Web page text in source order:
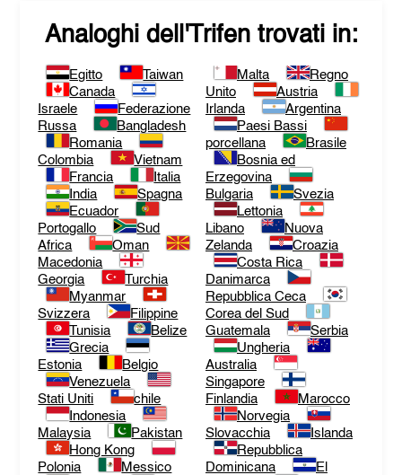
Analoghi dell'Trifentrovati in:
Egitto
Taiwan
Canada
Israele
Federazione
Russa
Bangladesh
Romania
Colombia
Vietnam
Francia
Italia
India
Spagna
Ecuador
Portogallo
Sud
Africa
Oman
Macedonia
Georgia
Turchia
Myanmar
Svizzera
Filippine
Tunisia
Belize
Grecia
Estonia
Belgio
Venezuela
Stati Uniti
chile
Indonesia
Malaysia
Pakistan
Hong Kong
Polonia
Messico
Malta
Regno
Unito
Austria
Irlanda
Argentina
Paesi Bassi
porcellana
Brasile
Bosnia ed
Erzegovina
Bulgaria
Svezia
Lettonia
Libano
Nuova
Zelanda
Croazia
Costa Rica
Danimarca
Repubblica Ceca
Corea del Sud
Guatemala
Serbia
Ungheria
Australia
Singapore
Finlandia
Marocco
Norvegia
Slovacchia
Islanda
Repubblica
Dominicana
El